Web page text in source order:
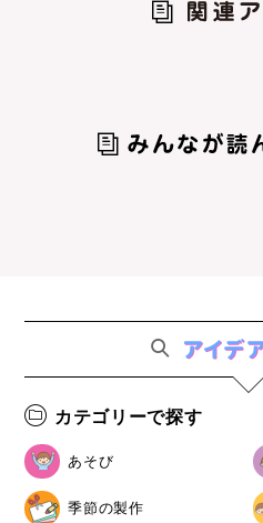
カテゴリーで探す
あそび
季節の製作